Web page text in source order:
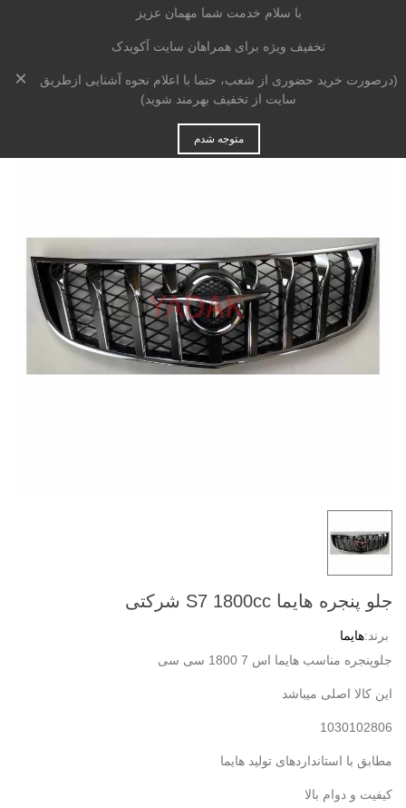
خانه > بدنه > جلوپنجره > جلو پنجره هایما S7 1800cc شرکتی
جلو پنجره هایما S7 1800cc شرکتی
برند:هایما
جلوپنجره مناسب هایما اس 7 1800 سی سی
این کالا اصلی میباشد
1030102806
مطابق با استانداردهای تولید هایما
کیفیت و دوام بالا
با سلام خدمت شما مهمان عزیز
تخفیف ویژه برای همراهان سایت آکویدک
(درصورت خرید حضوری از شعب، حتما با اعلام نحوه آشنایی ازطریق
سایت از تخفیف بهرمند شوید)
متوجه شدم
×